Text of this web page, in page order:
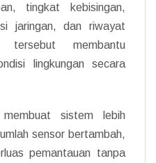
tingkat kebisingan,
jaringan, dan riwayat
tersebut membantu
lingkungan secara
sistem lebih
sensor bertambah,
pemantauan tanpa